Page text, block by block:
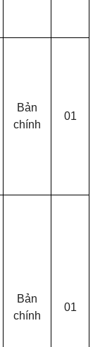
Bản
chính
01
Bản
chính
01